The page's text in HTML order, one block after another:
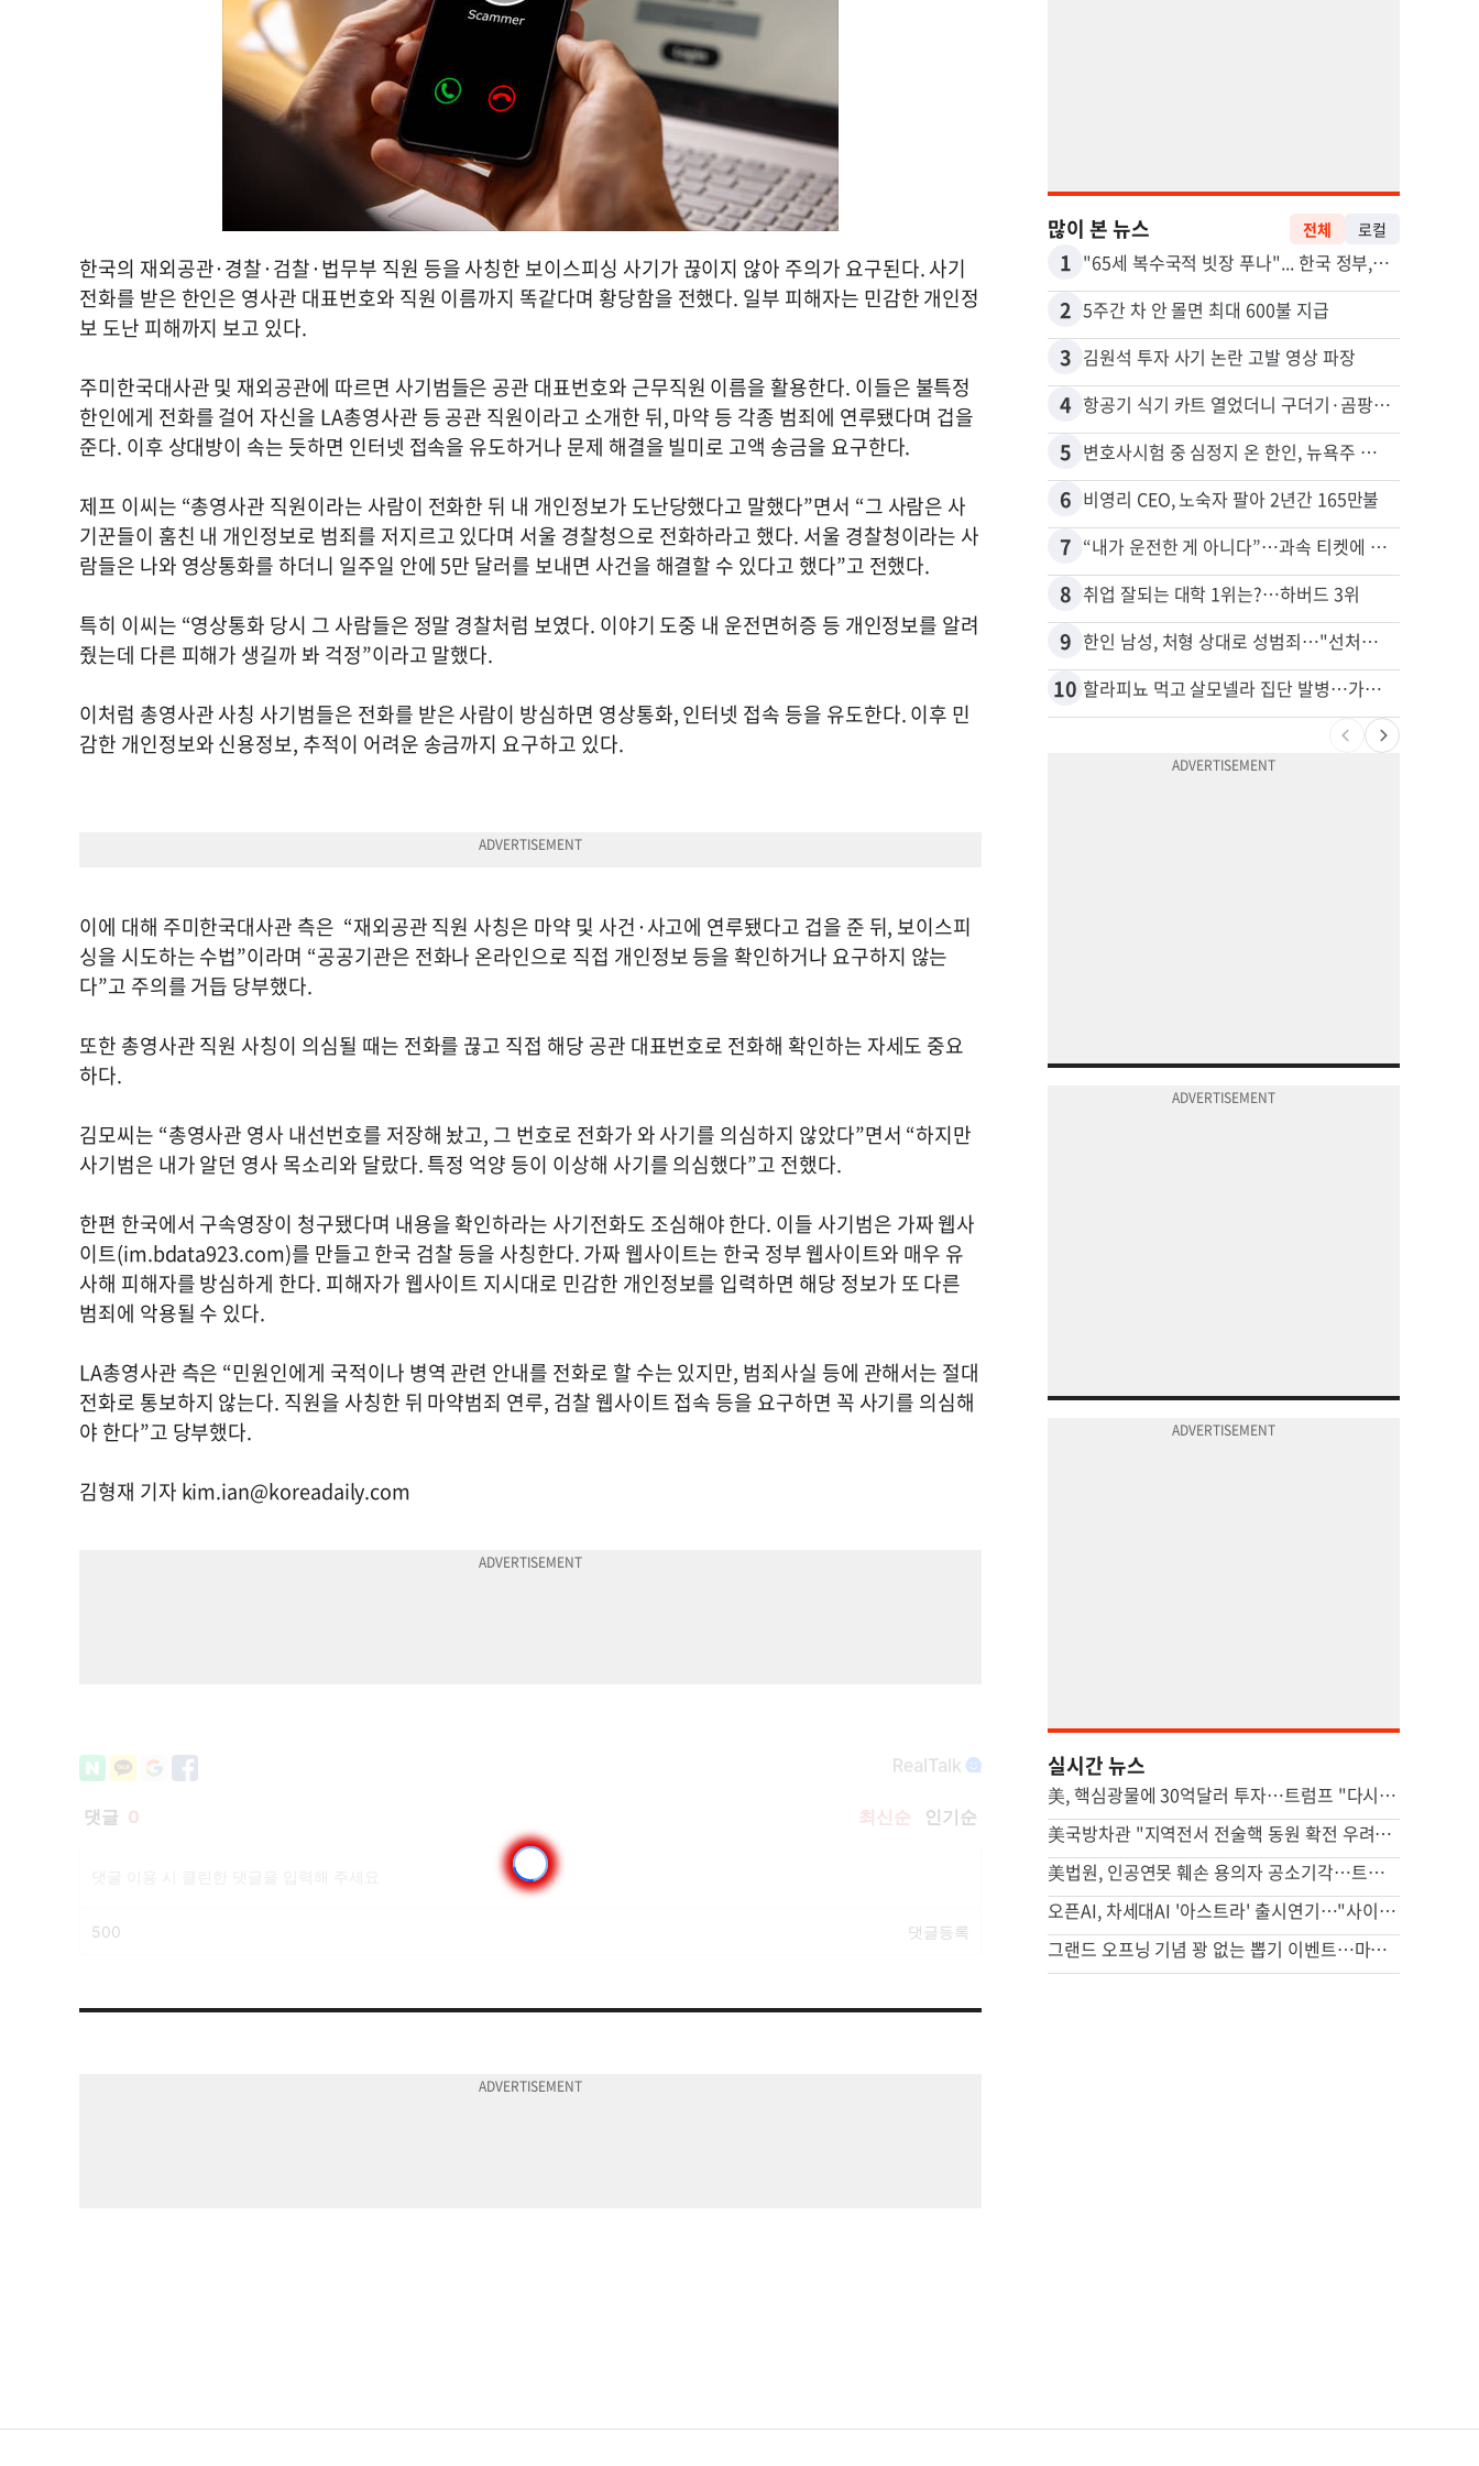
한국의 재외공관·경찰·검찰·법무부 직원 등을 사칭한 보이스피싱 사기가 끊이지 않아 주의가 요구된다. 사기
전화를 받은 한인은 영사관 대표번호와 직원 이름까지 똑같다며 황당함을 전했다. 일부 피해자는 민감한 개인정
보 도난 피해까지 보고 있다.
주미한국대사관 및 재외공관에 따르면 사기범들은 공관 대표번호와 근무직원 이름을 활용한다. 이들은 불특정
한인에게 전화를 걸어 자신을 LA총영사관 등 공관 직원이라고 소개한 뒤, 마약 등 각종 범죄에 연루됐다며 겁을
준다. 이후 상대방이 속는 듯하면 인터넷 접속을 유도하거나 문제 해결을 빌미로 고액 송금을 요구한다.
제프 이씨는 “총영사관 직원이라는 사람이 전화한 뒤 내 개인정보가 도난당했다고 말했다”면서 “그 사람은 사
기꾼들이 훔친 내 개인정보로 범죄를 저지르고 있다며 서울 경찰청으로 전화하라고 했다. 서울 경찰청이라는 사
람들은 나와 영상통화를 하더니 일주일 안에 5만 달러를 보내면 사건을 해결할 수 있다고 했다”고 전했다.
특히 이씨는 “영상통화 당시 그 사람들은 정말 경찰처럼 보였다. 이야기 도중 내 운전면허증 등 개인정보를 알려
줬는데 다른 피해가 생길까 봐 걱정”이라고 말했다.
이처럼 총영사관 사칭 사기범들은 전화를 받은 사람이 방심하면 영상통화, 인터넷 접속 등을 유도한다. 이후 민
감한 개인정보와 신용정보, 추적이 어려운 송금까지 요구하고 있다.
이에 대해 주미한국대사관 측은 “재외공관 직원 사칭은 마약 및 사건·사고에 연루됐다고 겁을 준 뒤, 보이스피
싱을 시도하는 수법”이라며 “공공기관은 전화나 온라인으로 직접 개인정보 등을 확인하거나 요구하지 않는
다”고 주의를 거듭 당부했다.
또한 총영사관 직원 사칭이 의심될 때는 전화를 끊고 직접 해당 공관 대표번호로 전화해 확인하는 자세도 중요
하다.
김모씨는 “총영사관 영사 내선번호를 저장해 놨고, 그 번호로 전화가 와 사기를 의심하지 않았다”면서 “하지만
사기범은 내가 알던 영사 목소리와 달랐다. 특정 억양 등이 이상해 사기를 의심했다”고 전했다.
한편 한국에서 구속영장이 청구됐다며 내용을 확인하라는 사기전화도 조심해야 한다. 이들 사기범은 가짜 웹사
이트(im.bdata923.com)를 만들고 한국 검찰 등을 사칭한다. 가짜 웹사이트는 한국 정부 웹사이트와 매우 유
사해 피해자를 방심하게 한다. 피해자가 웹사이트 지시대로 민감한 개인정보를 입력하면 해당 정보가 또 다른
범죄에 악용될 수 있다.
LA총영사관 측은 “민원인에게 국적이나 병역 관련 안내를 전화로 할 수는 있지만, 범죄사실 등에 관해서는 절대
전화로 통보하지 않는다. 직원을 사칭한 뒤 마약범죄 연루, 검찰 웹사이트 접속 등을 요구하면 꼭 사기를 의심해
야 한다”고 당부했다.
김형재 기자 kim.ian@koreadaily.com
많이 본 뉴스 전체 로컬
1 "65세 복수국적 빗장 푸나"... 한국 정부, 연령 완화 전면 추진
2 5주간 차 안 몰면 최대 600불 지급
3 김원석 투자 사기 논란 고발 영상 파장
4 항공기 식기 카트 열었더니 구더기·곰팡이…LAX 기내식 업체 논란
5 변호사시험 중 심정지 온 한인, 뉴욕주 제소
6 비영리 CEO, 노숙자 팔아 2년간 165만불
7 “내가 운전한 게 아니다”…과속 티켓에 오토파일럿 탓한 운전자
8 취업 잘되는 대학 1위는?…하버드 3위
9 한인 남성, 처형 상대로 성범죄…"선처해줬더니 배신자 취급"
10 할라피뇨 먹고 살모넬라 집단 발병…가주 등 27개 주 확산
실시간 뉴스
美, 핵심광물에 30억달러 투자…트럼프 "다시는 中 의존 않도록"
美국방차관 "지역전서 전술핵 동원 확전 우려…합리적 핵옵션 필요"
美법원, 인공연못 훼손 용의자 공소기각…트럼프는 "재고해야"(종합)
오픈AI, 차세대AI '아스트라' 출시연기…"사이버공격 위험 우려"
그랜드 오프닝 기념 꽝 없는 뽑기 이벤트…마루가메 우동 오픈